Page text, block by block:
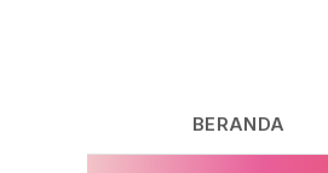
BERANDA